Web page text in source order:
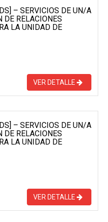
– SERVICIOS DE UN/A
DE RELACIONES
LA UNIDAD DE
VER DETALLE
– SERVICIOS DE UN/A
DE RELACIONES
LA UNIDAD DE
VER DETALLE